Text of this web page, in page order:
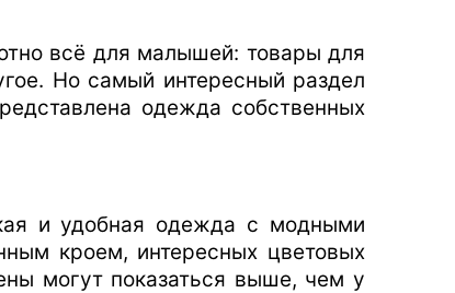
всё для малышей: товары для
Но самый интересный раздел
одежда собственных
и удобная одежда с модными
кроем, интересных цветовых
могут показаться выше, чем у